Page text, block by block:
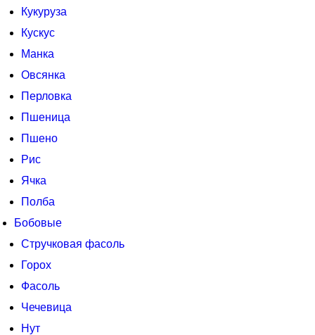
Кукуруза
Кускус
Манка
Овсянка
Перловка
Пшеница
Пшено
Рис
Ячка
Полба
Бобовые
Стручковая фасоль
Горох
Фасоль
Чечевица
Нут